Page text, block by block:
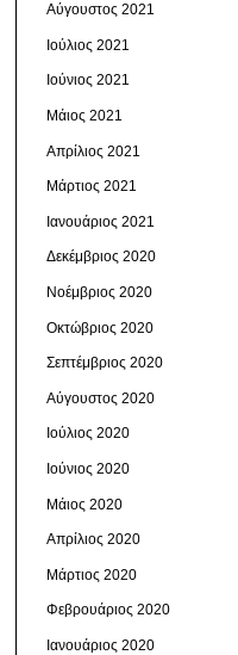
Αύγουστος 2021
Ιούλιος 2021
Ιούνιος 2021
Μάιος 2021
Απρίλιος 2021
Μάρτιος 2021
Ιανουάριος 2021
Δεκέμβριος 2020
Νοέμβριος 2020
Οκτώβριος 2020
Σεπτέμβριος 2020
Αύγουστος 2020
Ιούλιος 2020
Ιούνιος 2020
Μάιος 2020
Απρίλιος 2020
Μάρτιος 2020
Φεβρουάριος 2020
Ιανουάριος 2020